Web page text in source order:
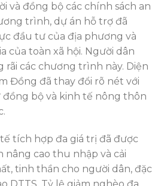
và đồng bộ các chính sách an
trình, dự án hỗ trợ đã
đầu tư của địa phương và
của toàn xã hội. Người dân
rãi các chương trình này. Diện
Đồng đã thay đổi rõ nét với
bộ và kinh tế nông thôn
tích hợp đa giá trị đã được
nâng cao thu nhập và cải
tinh thần cho người dân, đặc